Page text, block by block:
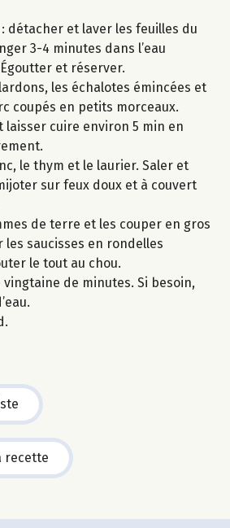
détacher et laver les feuilles du
3-4 minutes dans l’eau
et réserver.
les échalotes émincées et
coupés en petits morceaux.
laisser cuire environ 5 min en
le thym et le laurier. Saler et
sur feux doux et à couvert
de terre et les couper en gros
saucisses en rondelles
le tout au chou.
vingtaine de minutes. Si besoin,
recette